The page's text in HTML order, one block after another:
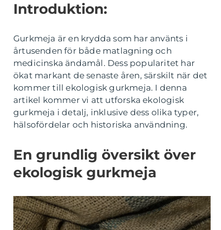
Introduktion:
Gurkmeja är en krydda som har använts i
årtusenden för både matlagning och
medicinska ändamål. Dess popularitet har
ökat markant de senaste åren, särskilt när det
kommer till ekologisk gurkmeja. I denna
artikel kommer vi att utforska ekologisk
gurkmeja i detalj, inklusive dess olika typer,
hälsofördelar och historiska användning.
En grundlig översikt över
ekologisk gurkmeja